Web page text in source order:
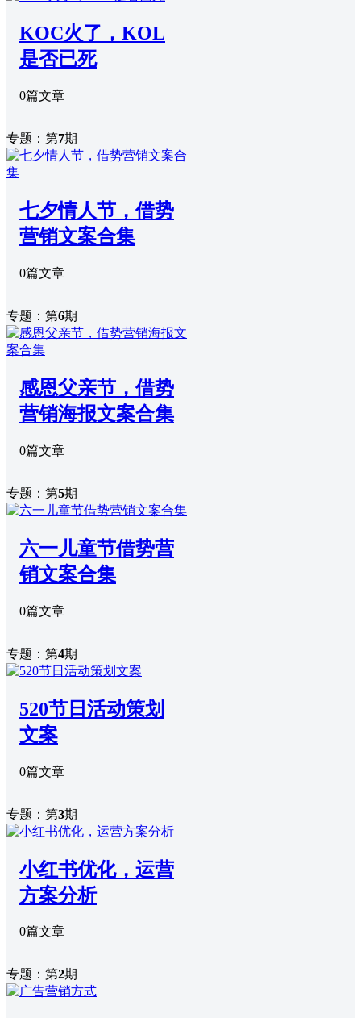
KOC火了，KOL
是否已死
0篇文章
专题：第7期
七夕情人节，借势
营销文案合集
0篇文章
专题：第6期
感恩父亲节，借势
营销海报文案合集
0篇文章
专题：第5期
六一儿童节借势营
销文案合集
0篇文章
专题：第4期
520节日活动策划
文案
0篇文章
专题：第3期
小红书优化，运营
方案分析
0篇文章
专题：第2期